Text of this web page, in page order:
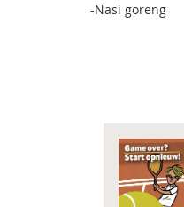
-Nasi goreng